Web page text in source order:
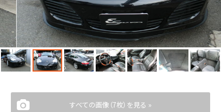
Contact us
お問い合わせ
すべての画像（7枚）を見る »